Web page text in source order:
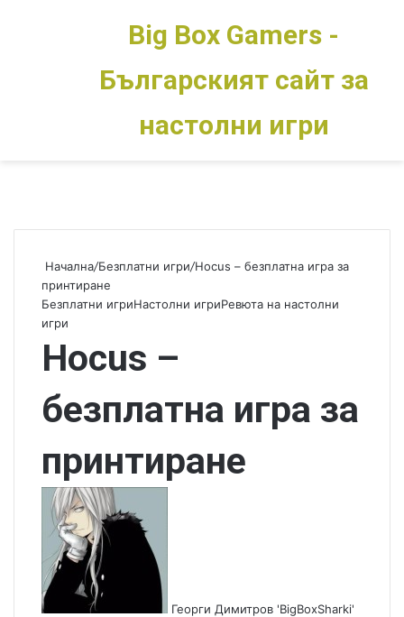
Switch skin
Big Box Gamers -
Българският сайт за
настолни игри
Начална/Безплатни игри/Hocus – безплатна игра за
принтиране
Безплатни игриНастолни игриРевюта на настолни
игри
Hocus –
безплатна игра за
принтиране
Георги Димитров 'BigBoxSharki'